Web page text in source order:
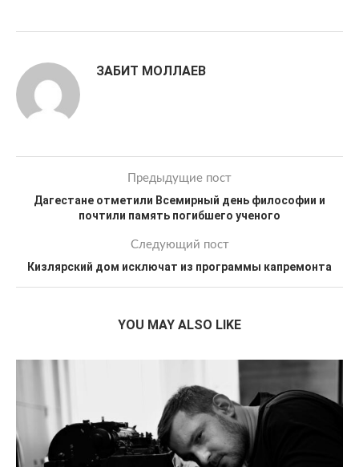
ЗАБИТ МОЛЛАЕВ
Предыдущие пост
Дагестане отметили Всемирный день философии и
почтили память погибшего ученого
Следующий пост
Кизлярский дом исключат из программы капремонта
YOU MAY ALSO LIKE